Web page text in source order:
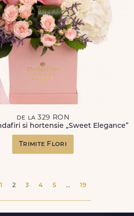
de la 329 RON
si hortensie „Sweet Elegance”
Trimite Flori
1 2 3 4 5 ... 19